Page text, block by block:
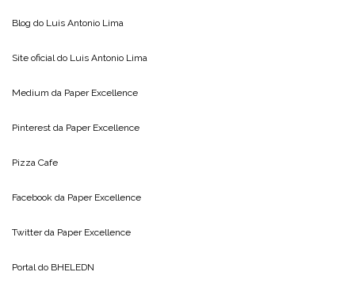
Blog do Luis Antonio Lima
Site oficial do Luis Antonio Lima
Medium da Paper Excellence
Pinterest da Paper Excellence
Pizza Cafe
Facebook da Paper Excellence
Twitter da Paper Excellence
Portal do BHELEDN